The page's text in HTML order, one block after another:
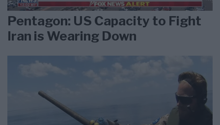
Pentagon: US Capacity to Fight
Iran is Wearing Down